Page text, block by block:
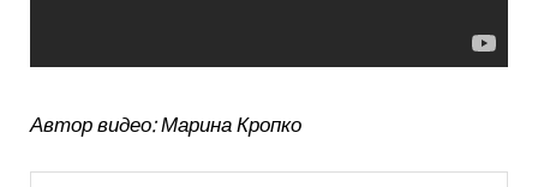
Автор видео: Марина Кропко